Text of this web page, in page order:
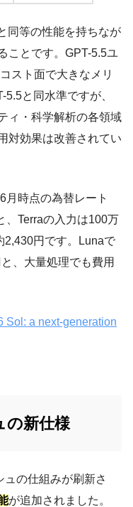
同等の性能を持ちなが
ことです。GPT-5.5ユ
スト面で大きなメリ
と同水準ですが、
ィ・科学解析の各領域
対効果は改善されてい
月時点の為替レート
、Terraの入力は100万
2,430円です。Lunaで
、大量処理でも費用
Sol: a next-generation
の新仕様
の仕組みが刷新さ
が追加されました。